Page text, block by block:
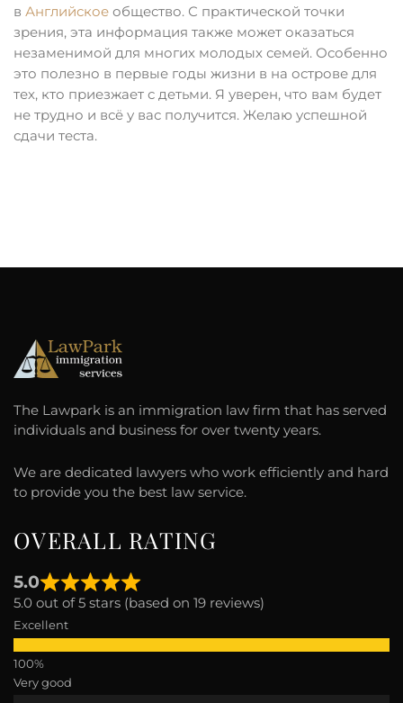
в Английское общество. С практической точки
зрения, эта информация также может оказаться
незаменимой для многих молодых семей. Особенно
это полезно в первые годы жизни в на острове для
тех, кто приезжает с детьми. Я уверен, что вам будет
не трудно и всё у вас получится. Желаю успешной
сдачи теста.
The Lawpark is an immigration law firm that has served
individuals and business for over twenty years.
We are dedicated lawyers who work efficiently and hard
to provide you the best law service.
OVERALL RATING
5.0
5.0 out of 5 stars (based on 19 reviews)
Excellent
Very good